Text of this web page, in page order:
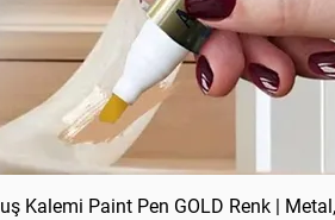
Kalemi Paint Pen GOLD Renk |